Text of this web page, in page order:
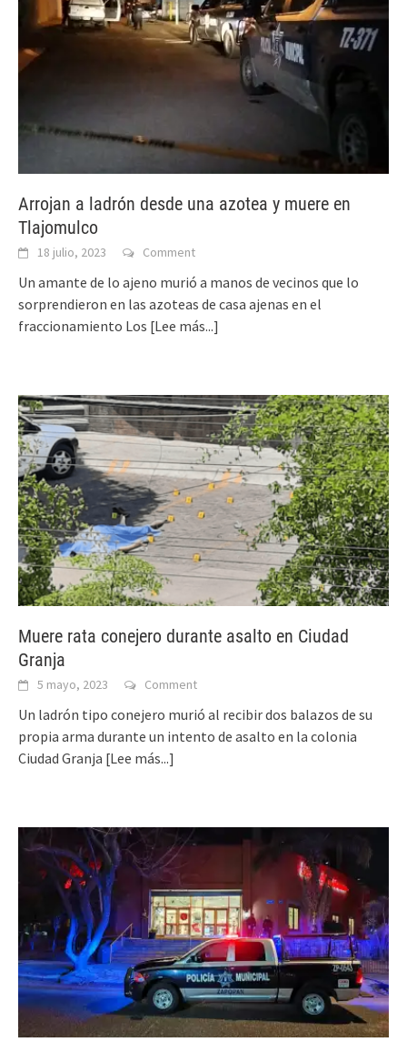
Arrojan a ladrón desde una azotea y muere en
Tlajomulco
18 julio, 2023 Comment
Un amante de lo ajeno murió a manos de vecinos que lo
sorprendieron en las azoteas de casa ajenas en el
fraccionamiento Los [Lee más...]
Muere rata conejero durante asalto en Ciudad
Granja
5 mayo, 2023 Comment
Un ladrón tipo conejero murió al recibir dos balazos de su
propia arma durante un intento de asalto en la colonia
Ciudad Granja [Lee más...]